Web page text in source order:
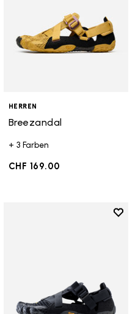
HERREN
Breezandal
+ 3 Farben
CHF 169.00
to wishlist
Add